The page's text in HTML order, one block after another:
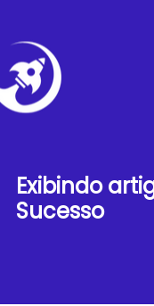
Exibindo
Sucesso